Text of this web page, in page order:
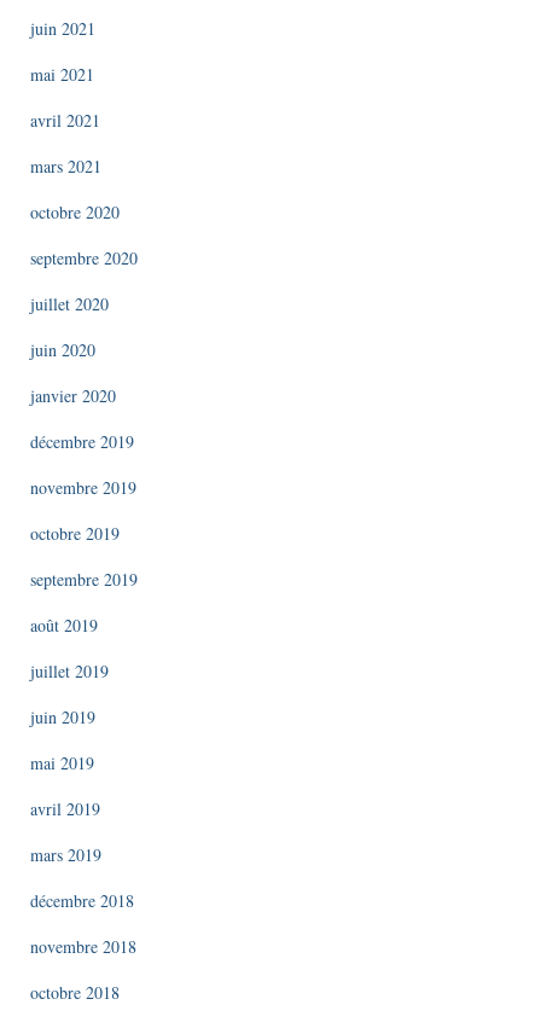
juin 2021
mai 2021
avril 2021
mars 2021
octobre 2020
septembre 2020
juillet 2020
juin 2020
janvier 2020
décembre 2019
novembre 2019
octobre 2019
septembre 2019
août 2019
juillet 2019
juin 2019
mai 2019
avril 2019
mars 2019
décembre 2018
novembre 2018
octobre 2018